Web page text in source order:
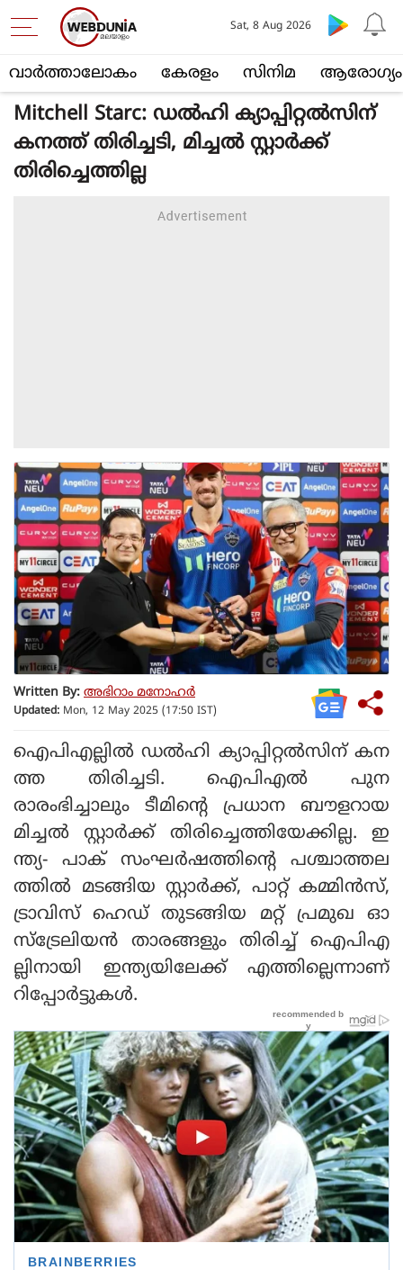
വാര്‍ത്താലോകം കേരളം സിനിമ ആരോഗ്യം
Sat, 8 Aug 2026
Mitchell Starc: ഡൽഹി ക്യാപ്പിറ്റൽസിന്
കനത്ത് തിരിച്ചടി, മിച്ചൽ സ്റ്റാർക്ക്
തിരിച്ചെത്തില്ല
Written By: അഭിറാം മനോഹർ
Updated: Mon, 12 May 2025 (17:50 IST)
ഐപിഎല്ലില്‍ ഡല്‍ഹി ക്യാപ്പിറ്റല്‍സിന് കന
ത്ത തിരിച്ചടി. ഐപിഎല്‍ പുന
രാരംഭിച്ചാലും ടീമിന്റെ പ്രധാന ബൗളറായ
മിച്ചല്‍ സ്റ്റാര്‍ക്ക് തിരിച്ചെത്തിയേക്കില്ല. ഇ
ന്ത്യ- പാക് സംഘര്‍ഷത്തിന്റെ പശ്ചാത്തല
ത്തില്‍ മടങ്ങിയ സ്റ്റാര്‍ക്ക്, പാറ്റ് കമ്മിന്‍സ്,
ട്രാവിസ് ഹെഡ് തുടങ്ങിയ മറ്റ് പ്രമുഖ ഓ
സ്‌ട്രേലിയന്‍ താരങ്ങളും തിരിച്ച് ഐപിഎ
ല്ലിനായി ഇന്ത്യയിലേക്ക് എത്തില്ലെന്നാണ്
റിപ്പോര്‍ട്ടുകള്‍.